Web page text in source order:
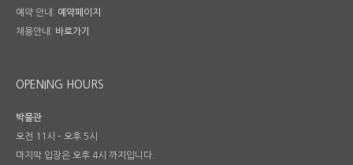
예약 안내: 예약페이지
채용안내: 바로가기
OPENING HOURS
박물관
오전 11시 – 오후 5시
마지막 입장은 오후 4시 까지입니다.